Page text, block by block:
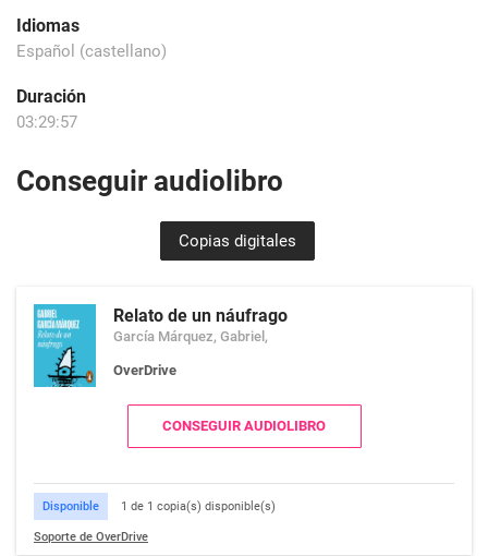
Idiomas
Español (castellano)
Duración
03:29:57
Conseguir audiolibro
Copias digitales
Relato de un náufrago
García Márquez, Gabriel,
OverDrive
CONSEGUIR AUDIOLIBRO
Disponible 1 de 1 copia(s) disponible(s)
Soporte de OverDrive